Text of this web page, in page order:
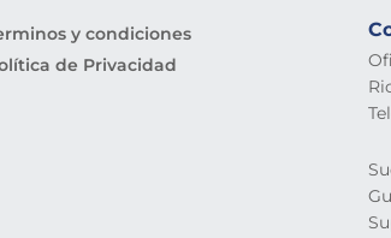
y condiciones
de Privacidad